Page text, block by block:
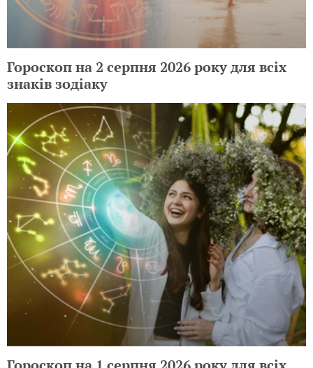
Гороскоп на 2 серпня 2026 року для всіх
знаків зодіаку